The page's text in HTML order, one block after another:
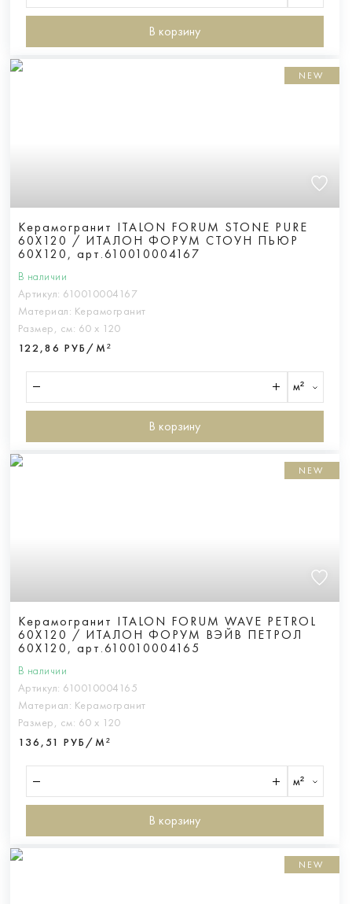
В корзину
NEW
Керамогранит ITALON FORUM STONE PURE
60X120 / ИТАЛОН ФОРУМ СТОУН ПЬЮР
60X120, арт.610010004167
В наличии
Артикул: 610010004167
Материал: Керамогранит
Размер, см: 60 х 120
122,86 РУБ/М²
м²
В корзину
NEW
Керамогранит ITALON FORUM WAVE PETROL
60X120 / ИТАЛОН ФОРУМ ВЭЙВ ПЕТРОЛ
60X120, арт.610010004165
В наличии
Артикул: 610010004165
Материал: Керамогранит
Размер, см: 60 х 120
136,51 РУБ/М²
м²
В корзину
NEW